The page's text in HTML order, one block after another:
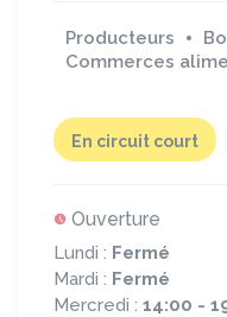
Producteurs
Commerces
En circuit court
Ouverture
Lundi : Fermé
Mardi : Fermé
Mercredi : 14:00 -